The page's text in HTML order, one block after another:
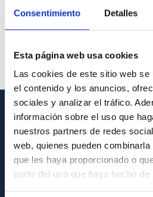
Consentimiento Detalles
Esta página web usa cookies
Las cookies de este sitio web se
el contenido y los anuncios,
sociales y analizar el tráfico.
información sobre el uso que
nuestros partners de redes
web, quienes pueden
que les haya proporcionado o
partir del uso que haya hecho
Contacto
Cómo llegar al IAC
Directorio de personal